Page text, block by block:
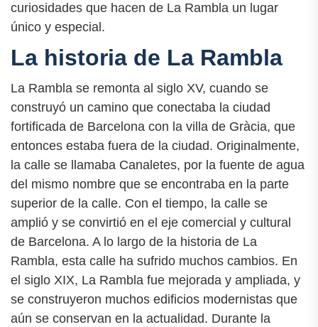
curiosidades que hacen de La Rambla un lugar
único y especial.
La historia de La Rambla
La Rambla se remonta al siglo XV, cuando se
construyó un camino que conectaba la ciudad
fortificada de Barcelona con la villa de Gràcia, que
entonces estaba fuera de la ciudad. Originalmente,
la calle se llamaba Canaletes, por la fuente de agua
del mismo nombre que se encontraba en la parte
superior de la calle. Con el tiempo, la calle se
amplió y se convirtió en el eje comercial y cultural
de Barcelona. A lo largo de la historia de La
Rambla, esta calle ha sufrido muchos cambios. En
el siglo XIX, La Rambla fue mejorada y ampliada, y
se construyeron muchos edificios modernistas que
aún se conservan en la actualidad. Durante la